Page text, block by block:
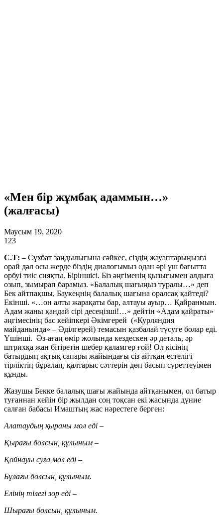
«Мен бір жұмбақ адаммын…»
(жалғасы)
Маусым 19, 2020
123
С.Т: – Сұхбат заңдылығына сәйкес, сіздің жауаптарыңызға
орай дәл осы жерде біздің диалогымыз одан әрі үш бағытта
өрбуі тиіс сияқты. Біріншісі. Біз әңгіменің қызығымен алдыға
озып, зымырап барамыз. «Балалық шағыңыз туралы…» деп
Бек айтпақшы, Баукеңнің балалық шағына оралсақ қайтеді?
Екінші. «…он алты жарақаты бар, алтауы ауыр… Қайранмын.
Адам жаны қандай сірі десеңізші!…» дейтін «Адам қайраты»
әңгімесінің бас кейіпкері Әкімгерей («Курляндия
майданында» – Әділгерей) темасын қазбалай түсуге болар еді.
Үшінші. Әз-ағаң өмір жолында кездескен әр деталь, әр
штрихқа жан бітіретін шебер қаламгер ғой! Ол кісінің
батырдың ақтық сапары жайындағы сіз айтқан естелігі
тірліктің бұралаң, қалтарыс сәттерін дөп басып суреттеуімен
құнды.
Жазушы Бекке балалық шағы жайында айтқанымен, ол батыр
туғаннан кейін бір жылдан соң тоқсан екі жасында дүние
салған бабасы Имаштың жас нәрестеге берген:
Алатаудың қыраны мол еді –
Қырағы болсын, құлыным –
Қойнауы суға мол еді –
Бұлағы болсын, құлыным.
Елінің тілегі зор еді –
Шырағы болсын, құлыным.